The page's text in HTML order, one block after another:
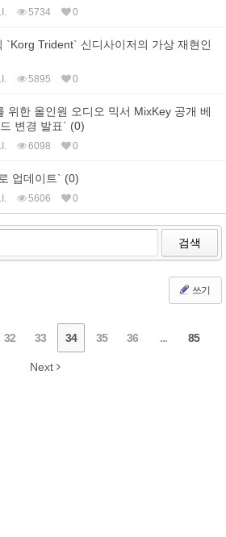
5734 0
`Korg Trident` 신디사이저의 가상 재현인
5895 0
위한 올인원 오디오 믹서 MixKey 공개 베
변경 발표` (0)
6098 0
업데이트` (0)
5606 0
검색
쓰기
32 33 34 35 36 ... 85
Next